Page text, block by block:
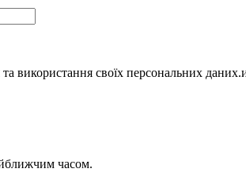
використання своїх персональних
часом.